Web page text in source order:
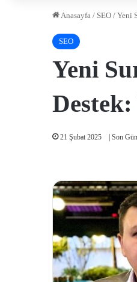
Anasayfa / SEO / Yeni
SEO
Yeni
21 Şubat 2025 | Son